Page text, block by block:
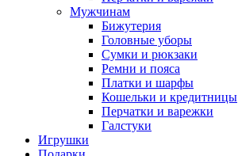
Мужчинам
Бижутерия
Головные уборы
Сумки и рюкзаки
Ремни и пояса
Платки и шарфы
Кошельки и кредитницы
Перчатки и варежки
Галстуки
Игрушки